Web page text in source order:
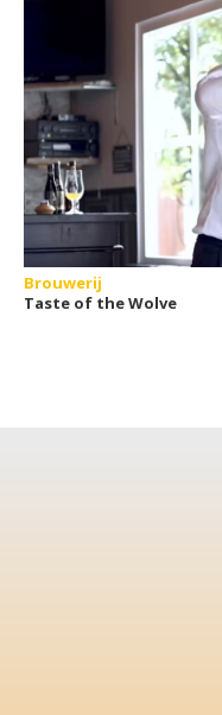
Brouwerij
Taste of the Wolve